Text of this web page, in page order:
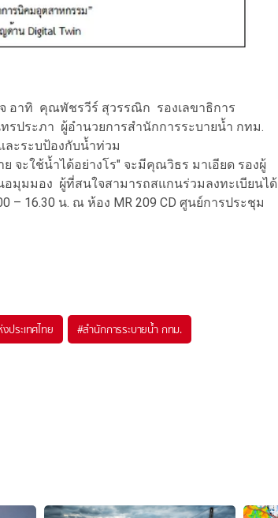
อาทิ คุณพัชรวีร์ สุวรรณิก รองเลขาธิการ
ประภา ผู้อำนวยการสำนักการระบายน้ำ กทม.
ละระบป้องกับน้ำท่วม
จะใช้น้ำได้อย่างโร" จะมีคุณวิธร มาเอียด รองผู้
มุมมอง ผู้ที่สนใจสามารถสแกนร่วมลงทะเบียนได้
– 16.30 น. ณ ห้อง MR 209 CD ศูนย์การประชุม
ประเทศไทย #สำนักการระบายน้ำ กทม.